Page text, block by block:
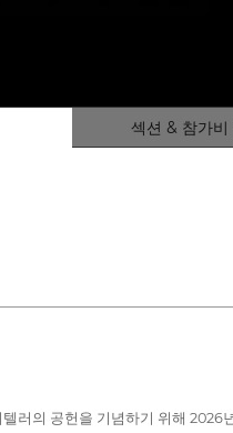
섹션 & 참가비
러의 공헌을 기념하기 위해 2026